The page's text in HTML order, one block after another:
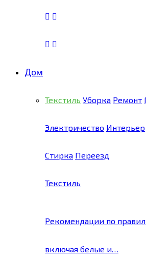
Дом
Текстиль Уборка Ремонт
Электричество Интерьер
Стирка Переезд
Текстиль
Рекомендации по
включая белые и…